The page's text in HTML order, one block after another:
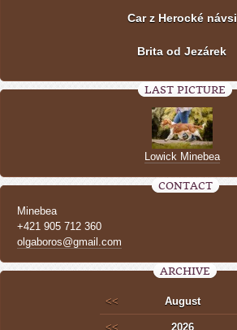
Car z Herocké návsi
Brita od Jezárek
LAST PICTURE
Lowick Minebea
CONTACT
Minebea
+421 905 712 360
olgaboros@gmail.com
ARCHIVE
<< August
<< 2026